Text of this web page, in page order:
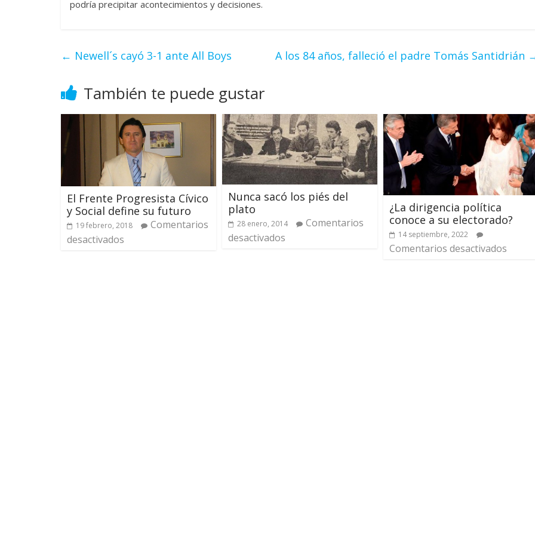
podría precipitar acontecimientos y decisiones.
← Newell´s cayó 3-1 ante All Boys A los 84 años, falleció el padre Tomás Santidrián
También te puede gustar
El Frente Progresista Cívico
y Social define su futuro
19 febrero, 2018
Comentarios
desactivados
Nunca sacó los piés del
plato
28 enero, 2014
Comentarios
desactivados
¿La dirigencia política
conoce a su electorado?
14 septiembre, 2022
Comentarios desactivados